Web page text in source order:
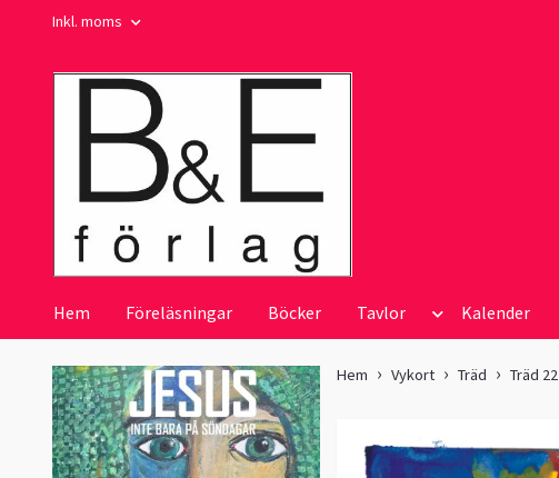
Inkl. moms
Hem Föreläsningar Böcker Tavlor Kalender
Hem Vykort Träd Träd 22